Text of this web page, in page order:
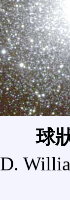
球
D.